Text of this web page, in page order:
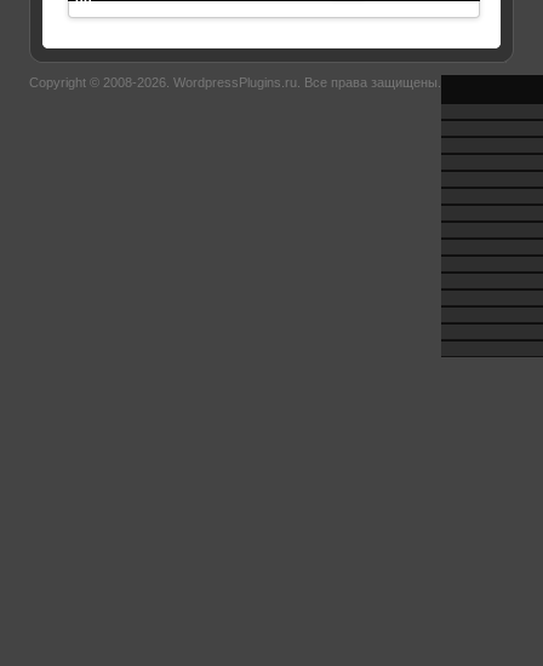
88
Copyright © 2008-2026. WordpressPlugins.ru . Все права защищены.